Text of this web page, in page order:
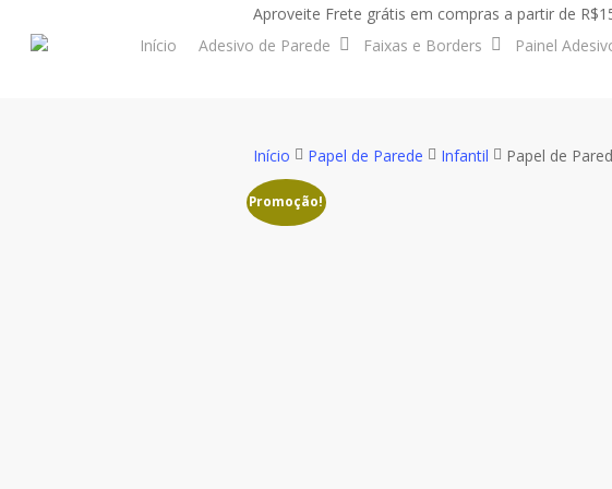
Aproveite Frete grátis em compras a partir de
Início
Adesivo de Parede Faixas e Borders Painel
Início Papel de Parede Infantil Papel de
Promoção!